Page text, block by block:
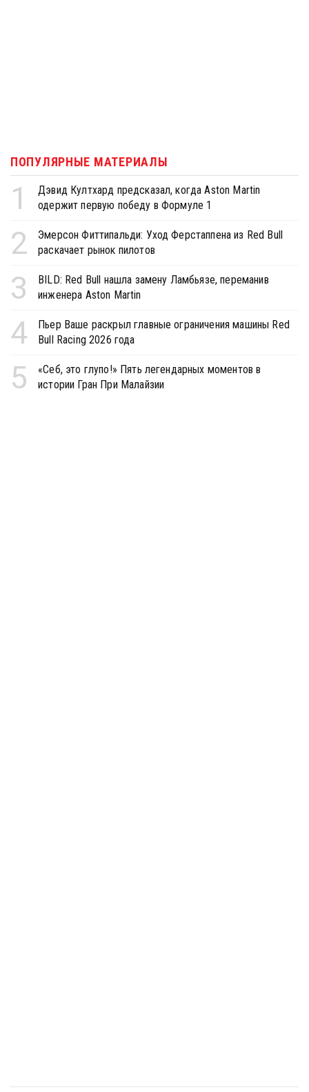
ПОПУЛЯРНЫЕ МАТЕРИАЛЫ
1
Дэвид Култхард предсказал, когда Aston Martin
одержит первую победу в Формуле 1
2
Эмерсон Фиттипальди: Уход Ферстаппена из Red Bull
раскачает рынок пилотов
3
BILD: Red Bull нашла замену Ламбьязе, переманив
инженера Aston Martin
4
Пьер Ваше раскрыл главные ограничения машины Red
Bull Racing 2026 года
5
«Себ, это глупо!» Пять легендарных моментов в
истории Гран При Малайзии